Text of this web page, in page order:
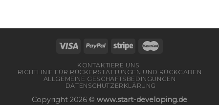
KONTAKTIERE UNS
RICHTLINIE FÜR RÜCKERSTATTUNGEN UND RÜCKGABEN
ALLGEMEINE GESCHÄFTSBEDINGUNGEN
DATENSCHUTZERKLÄRUNG
Copyright 2026 © www.start-developing.de